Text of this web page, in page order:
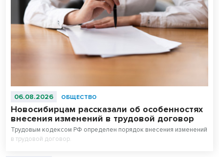
06.08.2026 ОБЩЕСТВО
Новосибирцам рассказали об особенностях
внесения изменений в трудовой договор
Трудовым кодексом РФ определен порядок внесения изменений
в трудовой договор.